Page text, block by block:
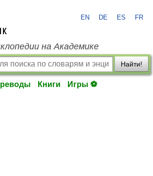
EN DE ES FR
на Академике
Найти!
Книги Игры ⚽